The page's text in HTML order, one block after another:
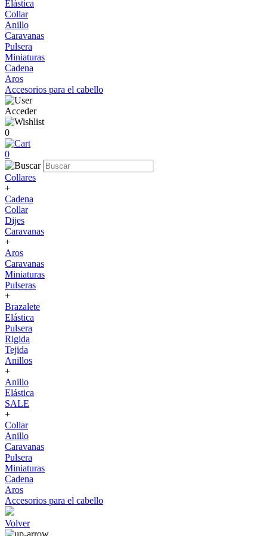
Elástica
Collar
Anillo
Caravanas
Pulsera
Miniaturas
Cadena
Aros
Accesorios para el cabello
Acceder
0
0
Collares
+
Cadena
Collar
Dijes
Caravanas
+
Aros
Caravanas
Miniaturas
Pulseras
+
Brazalete
Elástica
Pulsera
Rigida
Tejida
Anillos
+
Anillo
Elástica
SALE
+
Collar
Anillo
Caravanas
Pulsera
Miniaturas
Cadena
Aros
Accesorios para el cabello
Volver